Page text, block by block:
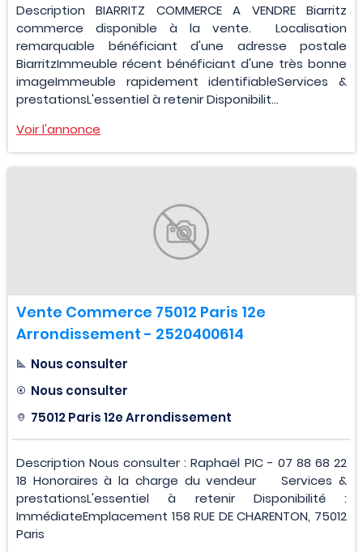
Description BIARRITZ COMMERCE A VENDRE Biarritz
commerce disponible à la vente. Localisation
remarquable bénéficiant d'une adresse postale
BiarritzImmeuble récent bénéficiant d'une très bonne
imageImmeuble rapidement identifiableServices &
prestationsL'essentiel à retenir Disponibilit...
Voir l'annonce
Vente Commerce 75012 Paris 12e
Arrondissement - 2520400614
Nous consulter
Nous consulter
75012 Paris 12e Arrondissement
Description Nous consulter : Raphaël PIC - 07 88 68 22
18 Honoraires à la charge du vendeur Services &
prestationsL'essentiel à retenir Disponibilité :
ImmédiateEmplacement 158 RUE DE CHARENTON, 75012
Paris